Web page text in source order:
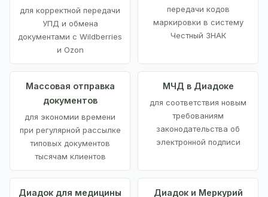
для корректной передачи
УПД и обмена
документами с Wildberries
и Ozon
передачи кодов
маркировки в систему
Честный ЗНАК
Массовая отправка
документов
для экономии времени
при регулярной рассылке
типовых документов
тысячам клиентов
МЧД в Диадоке
для соответствия новым
требованиям
законодательства об
электронной подписи
Диадок для медицины
Диадок и Меркурий